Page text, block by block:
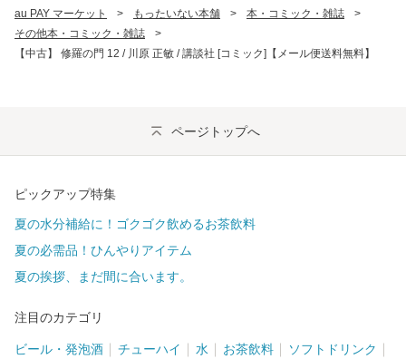
au PAY マーケット > もったいない本舗 > 本・コミック・雑誌
>
その他本・コミック・雑誌
>
【中古】 修羅の門 12 / 川原 正敏 / 講談社 [コミック]【メール便送料無料】
ページトップへ
ピックアップ特集
夏の水分補給に！ゴクゴク飲めるお茶飲料
夏の必需品！ひんやりアイテム
夏の挨拶、まだ間に合います。
注目のカテゴリ
ビール・発泡酒 チューハイ 水 お茶飲料 ソフトドリンク